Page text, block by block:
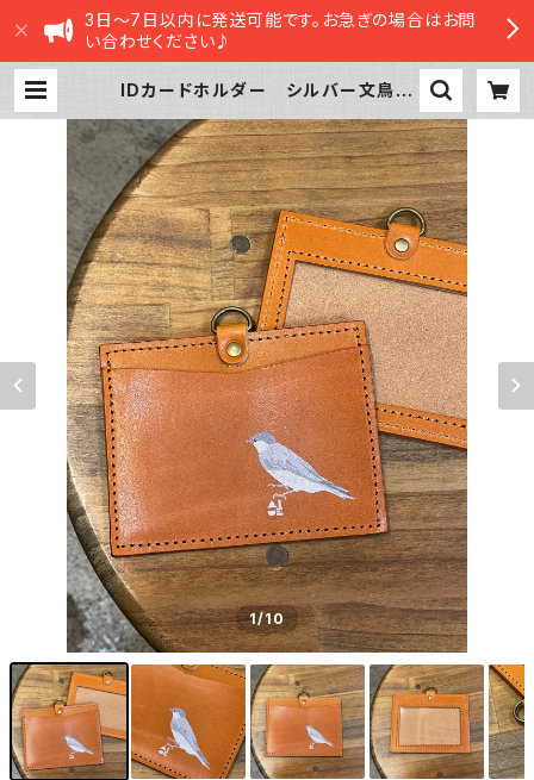
3日～7日以内に発送可能です。お急ぎの場合はお問
い合わせください♪
IDカードホルダー シルバー文鳥
l ぶんちょう ブンチョウ 栃木レザ
ー | sasatte STORE|ささってスト
ア
1/10